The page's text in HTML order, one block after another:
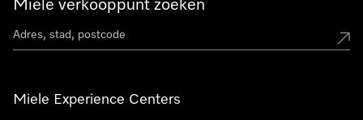
Miele verkooppunt zoeken
Miele Experience Centers